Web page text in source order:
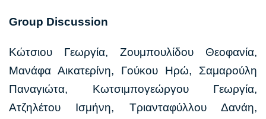
Group Discussion
Κώτσιου Γεωργία, Ζουμπουλίδου Θεοφανία,
Μανάφα Αικατερίνη, Γούκου Ηρώ, Σαμαρούλη
Παναγιώτα, Κωτσιμπογεώργου Γεωργία,
Ατζηλέτου Ισμήνη, Τριανταφύλλου Δανάη,